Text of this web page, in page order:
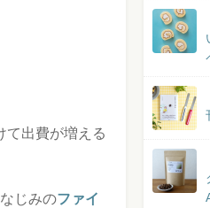
て出費が増える
じみのファイ